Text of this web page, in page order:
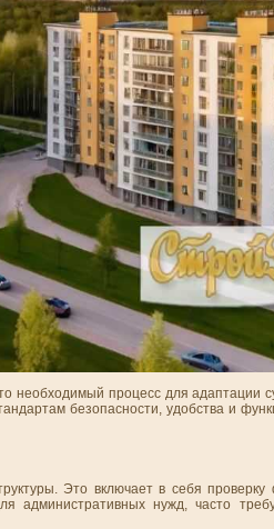
необходимый процесс для адаптации
безопасности, удобства и
Это включает в себя проверку
нужд, часто